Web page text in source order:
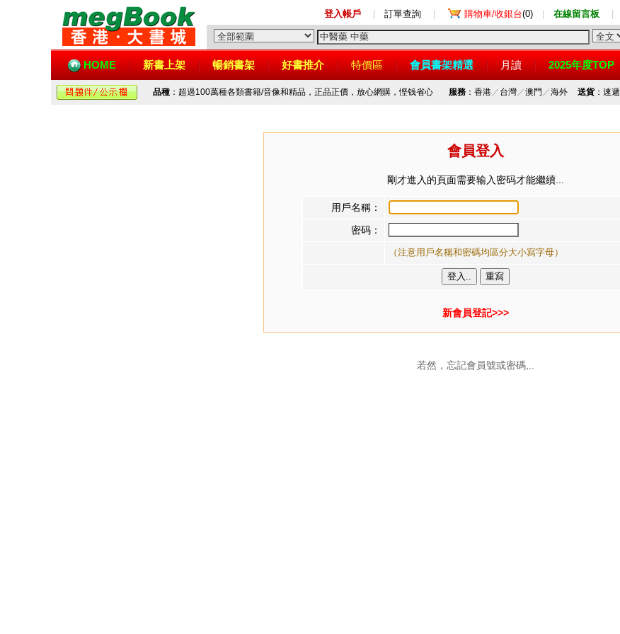
登入帳戶 訂單查詢 購物車/收銀台(0) 在線留言板
HOME 新書上架 暢銷書架 好書推介 特價區 會員書架精選 月讀 2025年度TOP
品種 ：超過100萬種各類書籍/音像和精品，正品正價，放心網購，悭钱省心 服務：香港／ 台灣／澳門 ／海外 送貨：速遞
會員登入
剛才進入的頁面需要输入密码才能繼續...
用戶名稱：
密码：
（注意用戶名稱和密碼均區分大小寫字母）
新會員登記>>>
若然，忘記會員號或密碼,..